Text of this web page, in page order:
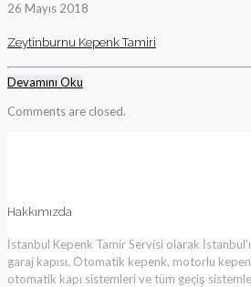
26 Mayıs 2018
Zeytinburnu Kepenk Tamiri
Devamını Oku
Comments are closed.
Hakkımızda
İstanbul Kepenk Tamir Servisi olarak
garaj kapısı, Otomatik kepenk, motorlu
otomatik kapı sistemleri ve tüm geçiş